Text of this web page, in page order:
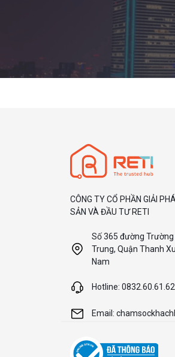
CÔNG TY CỔ PHẦN GIẢI
SẢN VÀ ĐẦU TƯ RETI
Số 365 đường
Trung, Quận Thanh
Nam
Hotline: 0832.60.61.62
Email: